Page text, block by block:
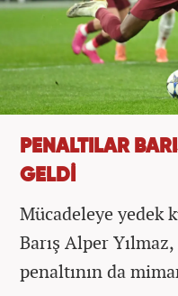
PENALTILAR
GELDİ
Mücadeleye yedek
Barış Alper
penaltının da